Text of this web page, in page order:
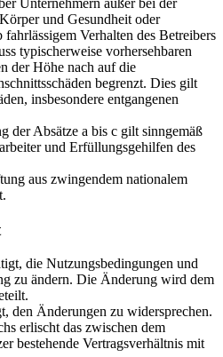
und Gesundheit oder
Verhalten des Betreibers
typischerweise vorhersehbaren
der Höhe nach auf die
begrenzt. Dies gilt
insbesondere entgangenen
der Absätze a bis c gilt sinngemäß
und Erfüllungsgehilfen des
aus zwingendem nationalem
die Nutzungsbedingungen und
zu ändern. Die Änderung wird dem
den Änderungen zu widersprechen.
erlischt das zwischen dem
bestehende Vertragsverhältnis mit